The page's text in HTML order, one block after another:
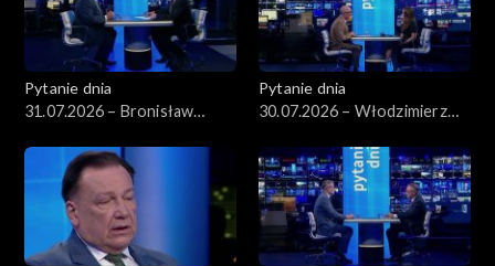
Pytanie dnia
31.07.2026 – Bronisław
Pytanie dnia
30.07.2026 – Włodzimierz